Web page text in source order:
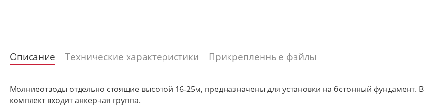
Описание Технические характеристики Прикрепленные файлы
Молниеотводы отдельно стоящие высотой 16-25м, предназначены для установки на бетонный фундамент. В
комплект входит анкерная группа.